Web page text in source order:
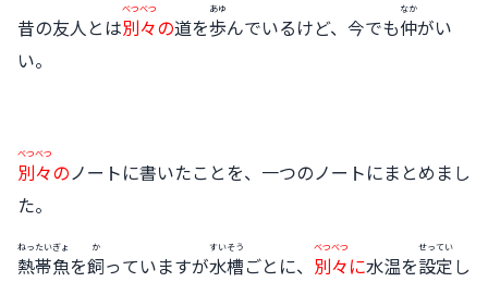
昔の友人とは別々
べつべつ
の道を歩
あゆ
んでいるけど、今でも仲
なか
がい
い。
別々
べつべつ
のノートに書いたことを、一つのノートにまとめまし
た。
熱帯魚
ねったいぎょ
を飼
か
っていますが水槽
すいそう
ごとに、 別々
べつべつ
に水温を設定
せってい
し